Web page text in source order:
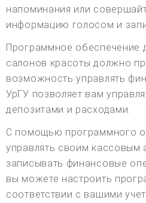
напоминания или
информацию голосом и
Программное обеспечение
салонов красоты должно
возможность управлять
УрГУ позволяет вам
депозитами и расходами.
С помощью программного
управлять своим кассовым
записывать финансовые
вы можете настроить
соответствии с вашими